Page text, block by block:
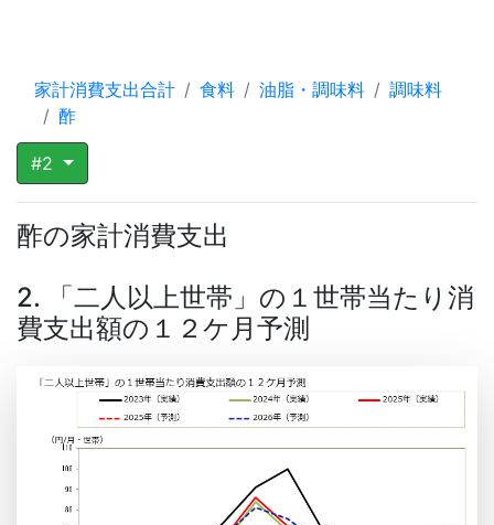
家計消費支出合計 食料 油脂・調味料
調味料
酢
#2
酢の家計消費支出
2. 「二人以上世帯」の１世帯当たり消
費支出額の１２ケ月予測